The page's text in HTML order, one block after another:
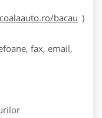
bacau )
fax, email,